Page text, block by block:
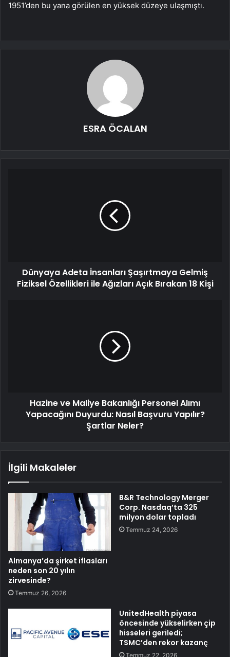
1951’den bu yana görülen en yüksek düzeye ulaşmıştı.
ESRA ÖCALAN
Dünyaya Adeta İnsanları Şaşırtmaya Gelmiş
Fiziksel Özellikleri ile Ağızları Açık Bırakan 18 Kişi
Hazine ve Maliye Bakanlığı Personel Alımı
Yapacağını Duyurdu: Nasıl Başvuru Yapılır?
Şartlar Neler?
İlgili Makaleler
Almanya’da şirket iflasları
neden son 20 yılın
zirvesinde?
Temmuz 26, 2026
B&R Technology Merger
Corp. Nasdaq’ta 325
milyon dolar topladı
Temmuz 24, 2026
UnitedHealth piyasa
öncesinde yükselirken çip
hisseleri geriledi;
TSMC’den rekor kazanç
Temmuz 22, 2026